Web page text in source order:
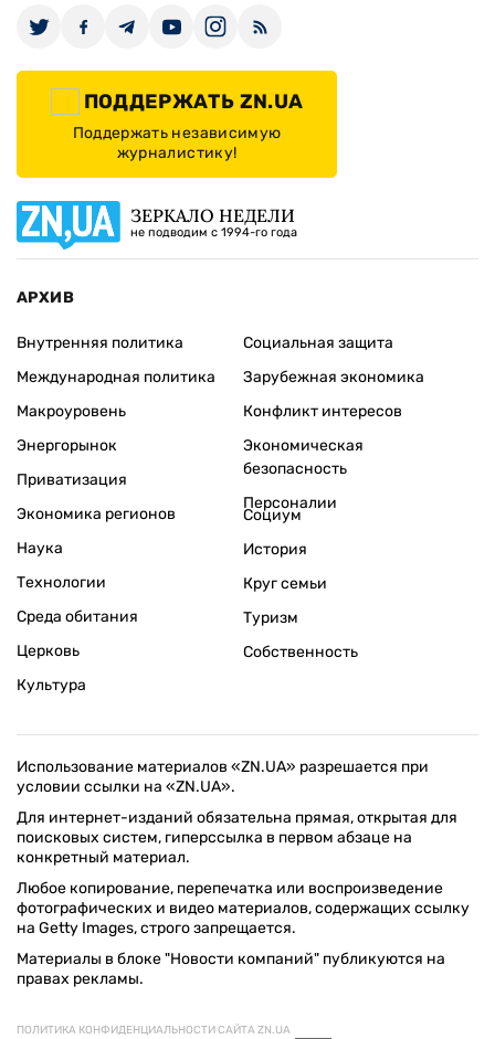
ПОДДЕРЖАТЬ ZN.UA
Поддержать независимую
журналистику!
ЗЕРКАЛО НЕДЕЛИ
не подводим с 1994-го года
АРХИВ
Внутренняя политика
Международная политика
Макроуровень
Энергорынок
Приватизация
Экономика регионов
Социальная защита
Зарубежная экономика
Конфликт интересов
Экономическая
безопасность
Персоналии
Наука
Технологии
Среда обитания
Церковь
Культура
Социум
История
Круг семьи
Туризм
Собственность
Использование материалов «ZN.UA» разрешается при
условии ссылки на «ZN.UA».
Для интернет-изданий обязательна прямая, открытая для
поисковых систем, гиперссылка в первом абзаце на
конкретный материал.
Любое копирование, перепечатка или воспроизведение
фотографических и видео материалов, содержащих ссылку
на Getty Images, строго запрещается.
Материалы в блоке "Новости компаний" публикуются на
правах рекламы.
ПОЛИТИКА КОНФИДЕНЦИАЛЬНОСТИ САЙТА ZN.UA